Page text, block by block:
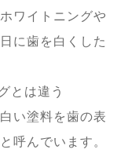
ワイトニングや
に歯を白くした
とは違う
い塗料を歯の表
呼んでいます。